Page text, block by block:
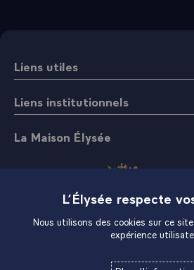
Liens utiles
Liens institutionnels
La Maison Élysée
L’Élysée respecte
Nous utilisons des cookies sur ce
expérience